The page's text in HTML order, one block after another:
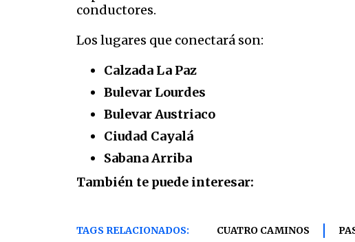
conductores.
Los lugares que conectará son:
Calzada La Paz
Bulevar Lourdes
Bulevar Austriaco
Ciudad Cayalá
Sabana Arriba
También te puede interesar:
TAGS RELACIONADOS: CUATRO CAMINOS